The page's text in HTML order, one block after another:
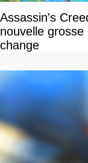
Assassin's
nouvelle
change